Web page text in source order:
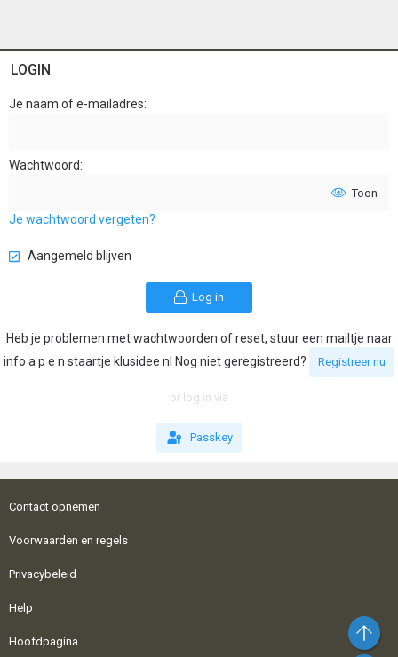
LOGIN
Je naam of e-mailadres
Wachtwoord
Toon
Je wachtwoord vergeten?
Aangemeld blijven
Log in
Heb je problemen met wachtwoorden of reset, stuur een mailtje naar
info a p e n staartje klusidee nl Nog niet geregistreerd?
Registreer nu
or log in via
Passkey
Contact opnemen
Voorwaarden en regels
Privacybeleid
Help
Hoofdpagina